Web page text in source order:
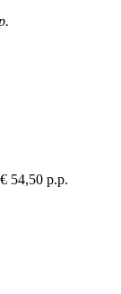
54,50 p.p.‍